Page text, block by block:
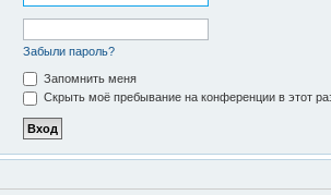
Забыли пароль?
Запомнить меня
Скрыть моё пребывание на конференции в этот